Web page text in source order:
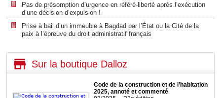
Pas de présomption d’urgence en référé-liberté après l’exécution
d’une décision d’expulsion !
Prise à bail d’un immeuble à Bagdad par l’État ou la Cité de la
paix à l’épreuve du droit administratif français
Sur la boutique Dalloz
Code de la construction et de l’habitation
2025, annoté et commenté